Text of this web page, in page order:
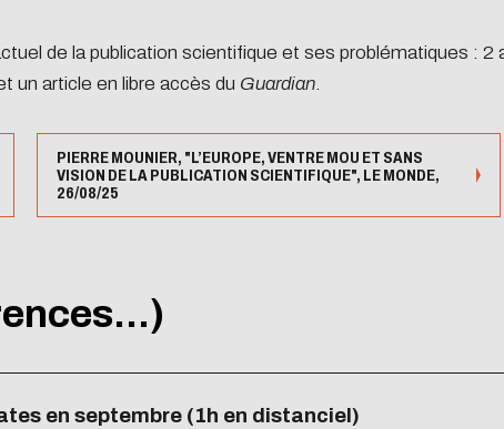
de la publication scientifique et ses problématiques :
un article en libre accès du Guardian.
PIERRE MOUNIER, "L’EUROPE, VENTRE MOU ET SANS
VISION DE LA PUBLICATION SCIENTIFIQUE", LE MONDE,
26/08/25
en septembre (1h en distanciel)